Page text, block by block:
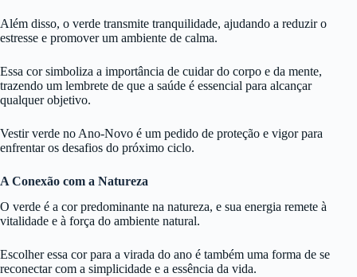
Além disso, o verde transmite tranquilidade, ajudando a reduzir o
estresse e promover um ambiente de calma.
Essa cor simboliza a importância de cuidar do corpo e da mente,
trazendo um lembrete de que a saúde é essencial para alcançar
qualquer objetivo.
Vestir verde no Ano-Novo é um pedido de proteção e vigor para
enfrentar os desafios do próximo ciclo.
A Conexão com a Natureza
O verde é a cor predominante na natureza, e sua energia remete à
vitalidade e à força do ambiente natural.
Escolher essa cor para a virada do ano é também uma forma de se
reconectar com a simplicidade e a essência da vida.